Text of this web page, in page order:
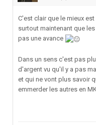
C'est clair que le mieux
surtout maintenant que
pas une avance
Dans un sens c'est pas
d'argent vu qu'il y a pas
et qui ne vont plus savoir
emmerder les autres en